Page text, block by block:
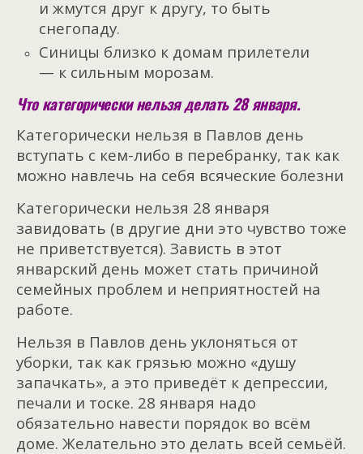
и жмутся друг к другу, то быть
снегопаду.
Синицы близко к домам прилетели
— к сильным морозам.
Что категорически нельзя делать 28 января.
Категорически нельзя в Павлов день
вступать с кем-либо в перебранку, так как
можно навлечь на себя всяческие болезни
Категорически нельзя 28 января
завидовать (в другие дни это чувство тоже
не приветствуется). Зависть в этот
январский день может стать причиной
семейных проблем и неприятностей на
работе.
Нельзя в Павлов день уклоняться от
уборки, так как грязью можно «душу
запачкать», а это приведёт к депрессии,
печали и тоске. 28 января надо
обязательно навести порядок во всём
доме. Желательно это делать всей семьёй.